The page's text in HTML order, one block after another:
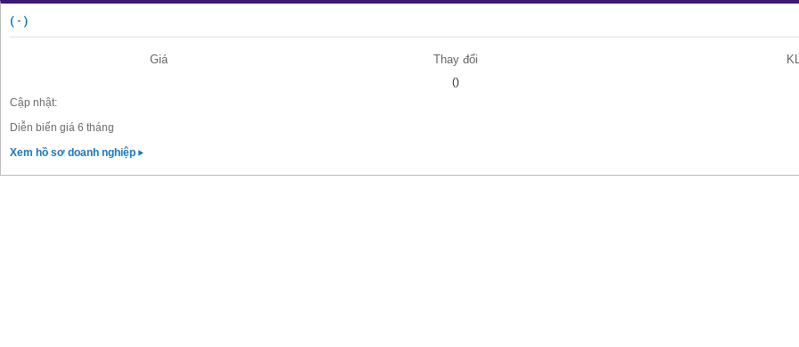
( - )
Giá Thay đổi
()
Cập nhật:
Diễn biến giá 6 tháng
Xem hồ sơ doanh nghiệp